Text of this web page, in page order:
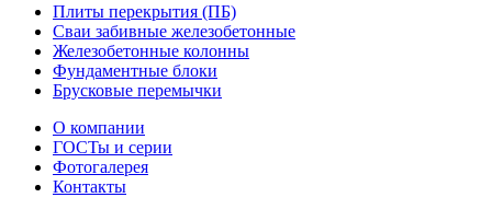
Плиты перекрытия (ПБ)
Сваи забивные железобетонные
Железобетонные колонны
Фундаментные блоки
Брусковые перемычки
О компании
ГОСТы и серии
Фотогалерея
Контакты